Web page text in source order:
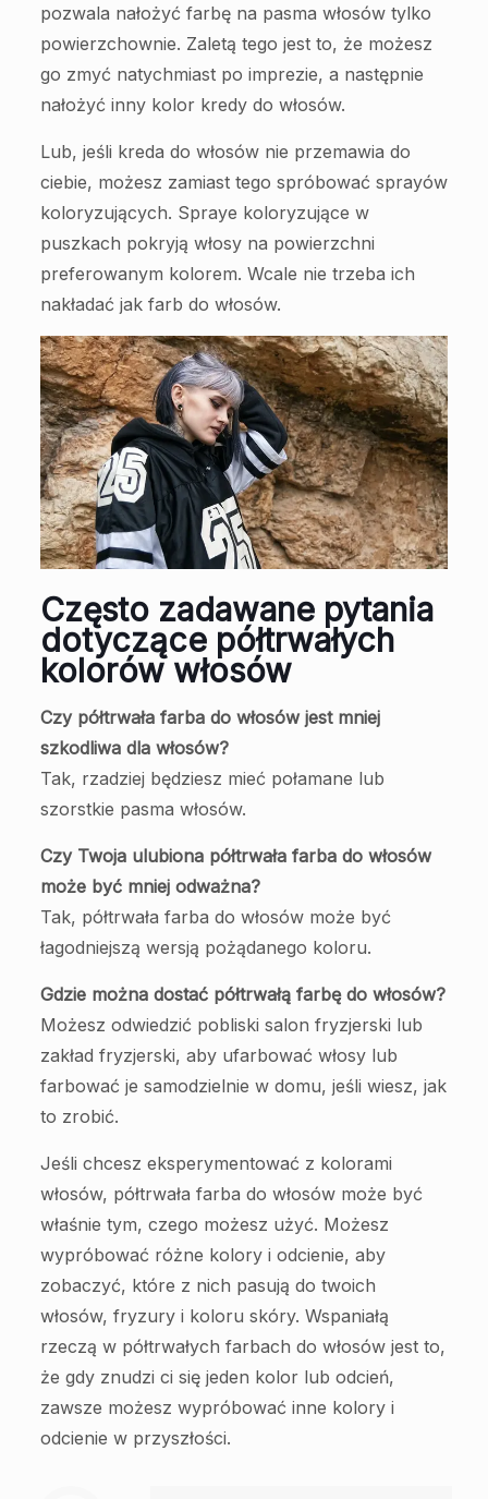
pozwala nałożyć farbę na pasma włosów tylko
powierzchownie. Zaletą tego jest to, że możesz
go zmyć natychmiast po imprezie, a następnie
nałożyć inny kolor kredy do włosów.
Lub, jeśli kreda do włosów nie przemawia do
ciebie, możesz zamiast tego spróbować sprayów
koloryzujących. Spraye koloryzujące w
puszkach pokryją włosy na powierzchni
preferowanym kolorem. Wcale nie trzeba ich
nakładać jak farb do włosów.
Często zadawane pytania
dotyczące półtrwałych
kolorów włosów
Czy półtrwała farba do włosów jest mniej
szkodliwa dla włosów?
Tak, rzadziej będziesz mieć połamane lub
szorstkie pasma włosów.
Czy Twoja ulubiona półtrwała farba do włosów
może być mniej odważna?
Tak, półtrwała farba do włosów może być
łagodniejszą wersją pożądanego koloru.
Gdzie można dostać półtrwałą farbę do włosów?
Możesz odwiedzić pobliski salon fryzjerski lub
zakład fryzjerski, aby ufarbować włosy lub
farbować je samodzielnie w domu, jeśli wiesz, jak
to zrobić.
Jeśli chcesz eksperymentować z kolorami
włosów, półtrwała farba do włosów może być
właśnie tym, czego możesz użyć. Możesz
wypróbować różne kolory i odcienie, aby
zobaczyć, które z nich pasują do twoich
włosów, fryzury i koloru skóry. Wspaniałą
rzeczą w półtrwałych farbach do włosów jest to,
że gdy znudzi ci się jeden kolor lub odcień,
zawsze możesz wypróbować inne kolory i
odcienie w przyszłości.